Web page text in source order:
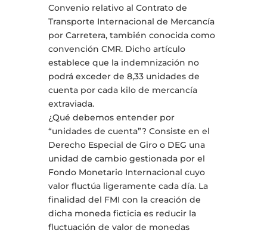
Convenio relativo al Contrato de
Transporte Internacional de Mercancía
por Carretera, también conocida como
convención CMR. Dicho artículo
establece que la indemnización no
podrá exceder de 8,33 unidades de
cuenta por cada kilo de mercancía
extraviada.
¿Qué debemos entender por
“unidades de cuenta”? Consiste en el
Derecho Especial de Giro o DEG una
unidad de cambio gestionada por el
Fondo Monetario Internacional cuyo
valor fluctúa ligeramente cada día. La
finalidad del FMI con la creación de
dicha moneda ficticia es reducir la
fluctuación de valor de monedas